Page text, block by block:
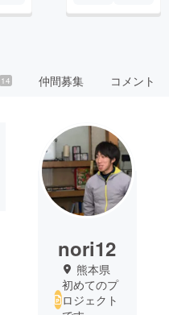
14 仲間募集 コメント
nori12
熊本県
初めてのプ
ロジェクト